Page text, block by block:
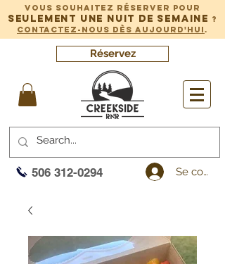
Vous souhaitez réserver pour
seulement une nuit de semaine ?
Contactez-nous dès aujourd'hui.
Réservez
506 312-0294 Se